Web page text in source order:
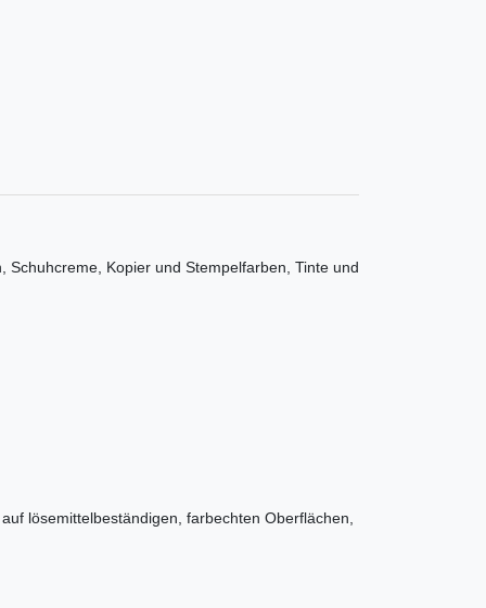
Schuhcreme, Kopier und Stempelfarben, Tinte und
lösemittelbeständigen, farbechten Oberflächen,